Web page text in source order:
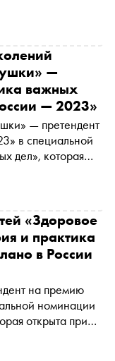
в
—
важных
— 2023»
— претендент
в специальной
дел», которая
читайте в
«Здоровое
и практика
в России
на премию
номинации
открыта при
в